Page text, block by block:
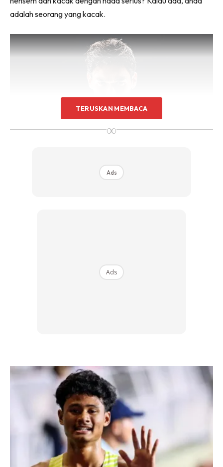
adalah seorang yang kacak.
3. Wanita bangsa lain mengatakan
anda kacak
Pernah bangsa lain mengatakan anda hensem, makin
kacak? Kalau ada maka bertuahlah anda.
TERUSKAN MEMBACA
∞
Ads
Ads